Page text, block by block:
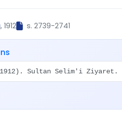
, 1912 s. 2739-2741
Sultan Selim'i Ziyaret.